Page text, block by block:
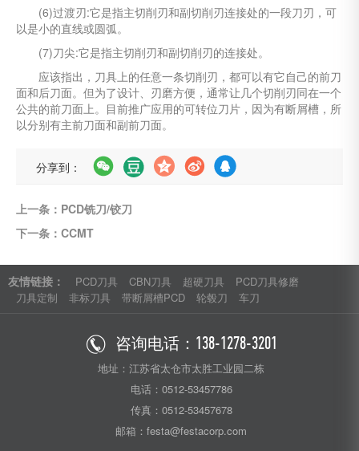
(6)过渡刃:它是指主切削刃和副切削刃连接处的一段刀刃，可
以是小的直线或圆弧。
(7)刀尖:它是指主切削刃和副切削刃的连接处。
应该指出，刀具上的任意一条切削刃，都可以有它自己的前刀
面和后刀面。但为了设计、刃磨方便，通常让几个切削刃同在一个
公共的前刀面上。目前推广应用的可转位刀片，因为有断屑槽，所
以分别有主前刀面和副前刀面。
分享到：
上一条：PCD铣刀/铰刀
下一条：CCMT
友情链接： PCD刀具 CBN刀具 超硬刀具
PCD刀具修磨
刀具定制
非标刀具 带断屑槽PCD 轮毂刀 车刀
咨询电话： 138-1278-3201
地址：江苏省太仓市太胜工业园二栋
电话：0512-53457786
传真：0512-53457678
邮箱：festa@festacorp.com